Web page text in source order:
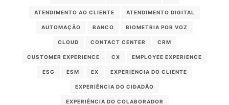
ATENDIMENTO AO CLIENTE ATENDIMENTO DIGITAL
AUTOMAÇÃO BANCO BIOMETRIA POR VOZ
CLOUD CONTACT CENTER CRM
CUSTOMER EXPERIENCE CX EMPLOYEE EXPERIENCE
ESG ESM EX EXPERIENCIA DO CLIENTE
EXPERIÊNCIA DO CIDADÃO
EXPERIÊNCIA DO COLABORADOR